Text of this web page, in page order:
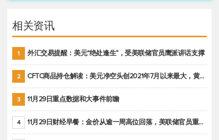
相关资讯
1 外汇交易提醒：美元“绝处逢生”，受美联储官员鹰派讲话支撑
2 CFTC商品持仓解读：美元净空头创2021年7月以来最大，黄金期货投机性净多头头寸减少
3 11月29日重点数据和大事件前瞻
4 11月29日财经早餐：金价从逾一周高位回落，美联储官员重申鹰派立场推动美元回升